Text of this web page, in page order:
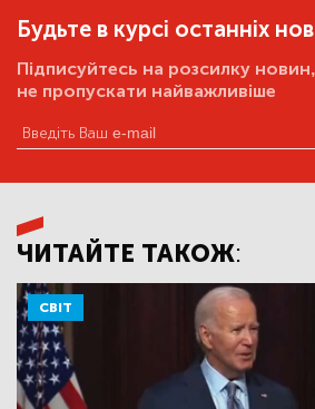
Будьте в курсі останніх
Підписуйтесь на розсилку
не пропускати найважливіше
ЧИТАЙТЕ ТАКОЖ:
СВІТ